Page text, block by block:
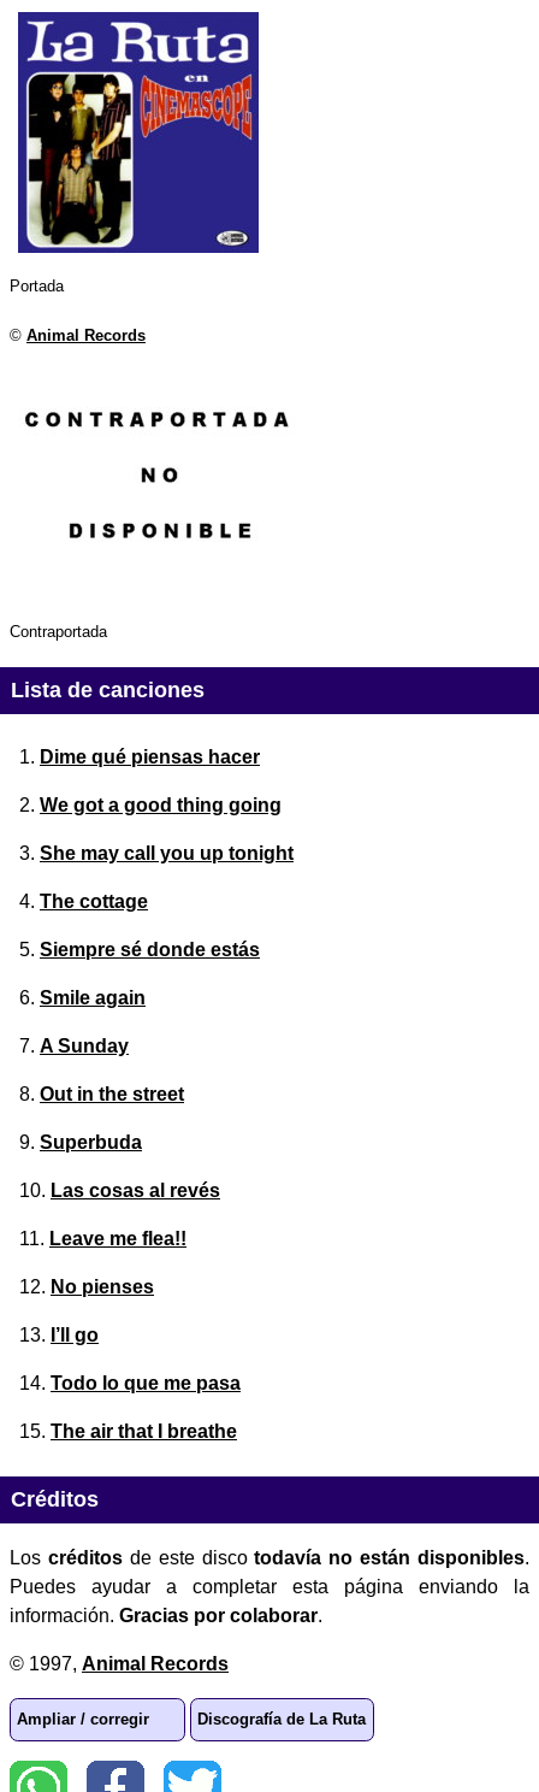
Portada
© Animal Records
Contraportada
Lista de canciones
Dime qué piensas hacer
We got a good thing going
She may call you up tonight
The cottage
Siempre sé donde estás
Smile again
A Sunday
Out in the street
Superbuda
Las cosas al revés
Leave me flea!!
No pienses
I’ll go
Todo lo que me pasa
The air that I breathe
Créditos
Los créditosde este discotodavía no están disponibles.
Puedes ayudar a completar esta página enviando la
información. Gracias por colaborar.
© 1997, Animal Records
Ampliar / corregir Discografía de La Ruta